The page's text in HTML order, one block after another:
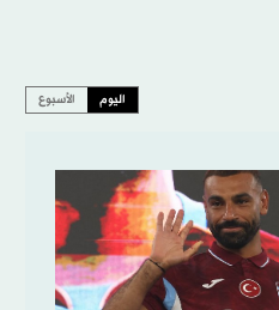
اليوم الأسبوع